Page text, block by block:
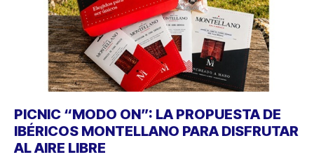
PICNIC “MODO ON”: LA PROPUESTA DE
IBÉRICOS MONTELLANO PARA DISFRUTAR
AL AIRE LIBRE